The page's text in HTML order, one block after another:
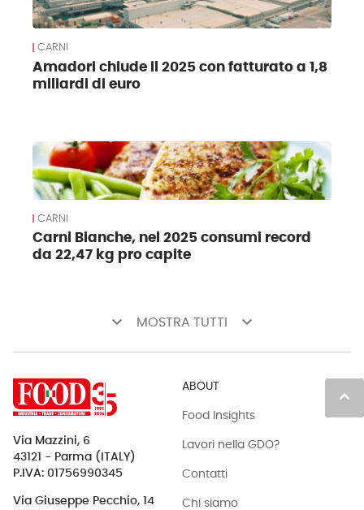
CARNI
Amadori chiude il 2025 con fatturato a 1,8
miliardi di euro
CARNI
Carni Bianche, nel 2025 consumi record
da 22,47 kg pro capite
keyboard_arrow_down MOSTRA TUTTI keyboard_arrow_down
keyboard_arrow_up
Via Mazzini, 6
43121 - Parma (ITALY)
P.IVA: 01756990345
Via Giuseppe Pecchio, 14
ABOUT
Food Insights
Lavori nella GDO?
Contatti
Chi siamo